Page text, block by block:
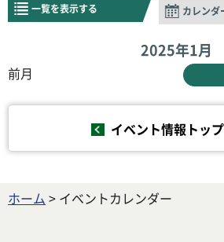
一覧を表示する カレンダ
2025年1月
前月
イベント情報トッ
ホーム > イベントカレンダー